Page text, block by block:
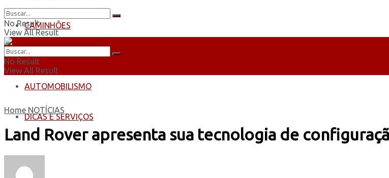
CAMINHÕES
ÔNIBUS
AUTOMOBILISMO
DICAS E SERVIÇOS
No Result
View All Result
No Result
View All Result
Home NOTÍCIAS
Land Rover apresenta sua tecnologia de